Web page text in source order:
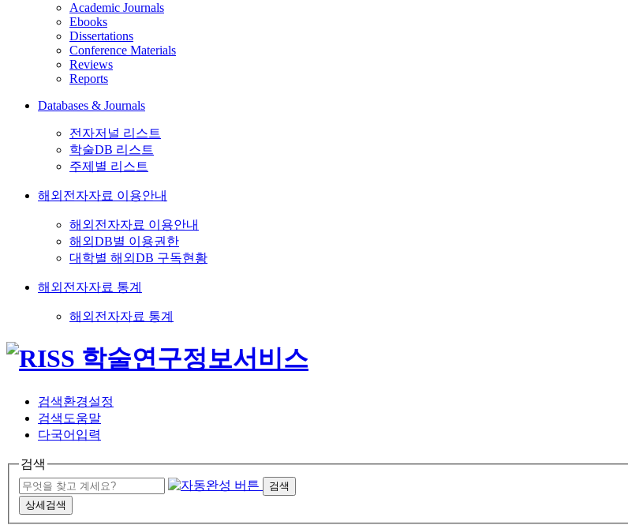
Academic Journals
Ebooks
Dissertations
Conference Materials
Reviews
Reports
Databases & Journals
전자저널 리스트
학술DB 리스트
주제별 리스트
해외전자자료 이용안내
해외전자자료 이용안내
해외DB별 이용권한
대학별 해외DB 구독현황
해외전자자료 통계
해외전자자료 통계
검색환경설정
검색도움말
다국어입력
검색
검색
상세검색